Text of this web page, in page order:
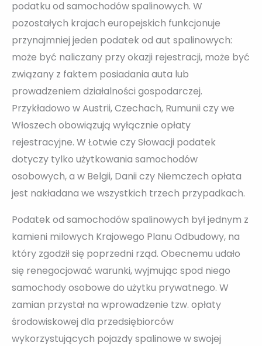
podatku od samochodów spalinowych. W
pozostałych krajach europejskich funkcjonuje
przynajmniej jeden podatek od aut spalinowych:
może być naliczany przy okazji rejestracji, może być
związany z faktem posiadania auta lub
prowadzeniem działalności gospodarczej.
Przykładowo w Austrii, Czechach, Rumunii czy we
Włoszech obowiązują wyłącznie opłaty
rejestracyjne. W Łotwie czy Słowacji podatek
dotyczy tylko użytkowania samochodów
osobowych, a w Belgii, Danii czy Niemczech opłata
jest nakładana we wszystkich trzech przypadkach.
Podatek od samochodów spalinowych był jednym z
kamieni milowych Krajowego Planu Odbudowy, na
który zgodził się poprzedni rząd. Obecnemu udało
się renegocjować warunki, wyjmując spod niego
samochody osobowe do użytku prywatnego. W
zamian przystał na wprowadzenie tzw. opłaty
środowiskowej dla przedsiębiorców
wykorzystujących pojazdy spalinowe w swojej